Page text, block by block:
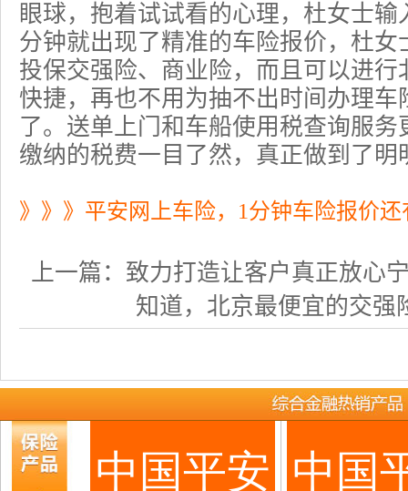
眼球，抱着试试看的心理，杜女士
分钟就出现了精准的车险报价，杜女
投保交强险、 商业险，而且可以进
快捷，再也不用为抽不出时间办理
了。送单上门和车船使用税查询服务
缴纳的税费一目了然，真正做到了明
》》》平安网上车险，1分钟车险报价
上一篇： 致力打造让客户真正放心
知道，北京最便宜的交强